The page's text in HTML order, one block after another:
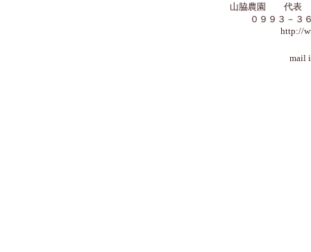
山脇農園 代表
０９９３－３
http://
mail